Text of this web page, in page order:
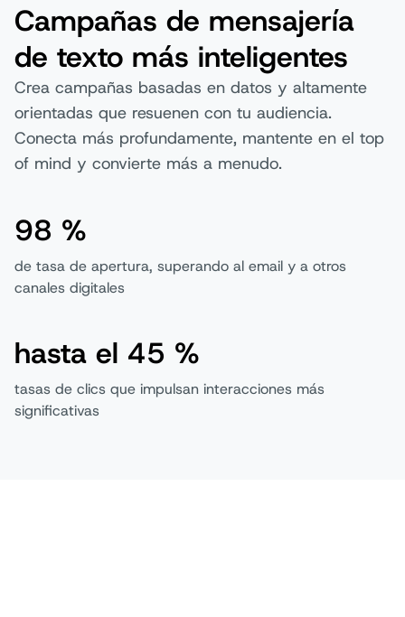
Campañas de mensajería
de texto más inteligentes
Crea campañas basadas en datos y altamente
orientadas que resuenen con tu audiencia.
Conecta más profundamente, mantente en el top
of mind y convierte más a menudo.
98 %
de tasa de apertura, superando al email y a otros
canales digitales
hasta el 45 %
tasas de clics que impulsan interacciones más
significativas